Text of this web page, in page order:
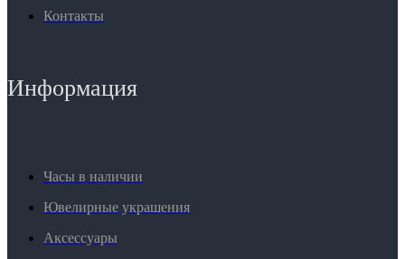
Контакты
Информация
Часы в наличии
Ювелирные украшения
Аксессуары